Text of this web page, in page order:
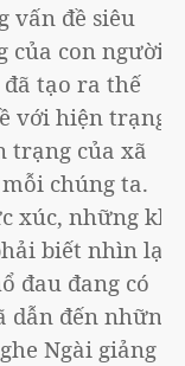
vấn đề siêu
của con người
tạo ra thế
với hiện trạng
trạng của xã
chúng ta.
xúc, những khó
biết nhìn lại
đau đang có
đến những
Ngài giảng